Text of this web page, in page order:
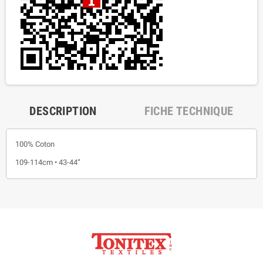
DESCRIPTION FICHE TECHNIQUE
100% Coton
109-114cm • 43-44”